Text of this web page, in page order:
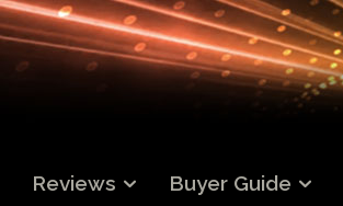
Reviews Buyer Guide